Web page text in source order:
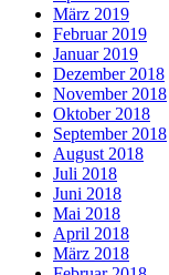
März 2019
Februar 2019
Januar 2019
Dezember 2018
November 2018
Oktober 2018
September 2018
August 2018
Juli 2018
Juni 2018
Mai 2018
April 2018
März 2018